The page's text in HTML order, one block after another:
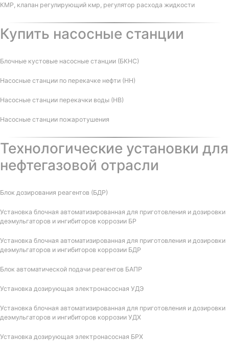
КМР, клапан регулирующий кмр, регулятор расхода жидкости
Купить насосные станции
Блочные кустовые насосные станции (БКНС)
Насосные станции по перекачке нефти (НН)
Насосные станции перекачки воды (НВ)
Насосные станции пожаротушения
Технологические установки для
нефтегазовой отрасли
Блок дозирования реагентов (БДР)
Установка блочная автоматизированная для приготовления и дозировки
деэмульгаторов и ингибиторов коррозии БР
Установка блочная автоматизированная для приготовления и дозировки
деэмульгаторов и ингибиторов коррозии БДР
Блок автоматической подачи реагентов БАПР
Установка дозирующая электронасосная УДЭ
Установка блочная автоматизированная для приготовления и дозировки
деэмульгаторов и ингибиторов коррозии УДХ
Установка дозирующая электронасосная БРХ